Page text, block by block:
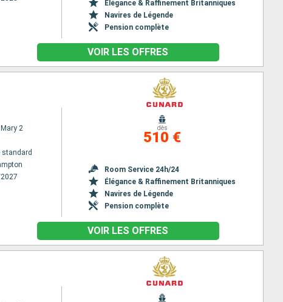
Élégance & Raffinement Britanniques
Navires de Légende
Pension complète
VOIR LES OFFRES
2
standard
dès
510 €
Room Service 24h/24
Élégance & Raffinement Britanniques
Navires de Légende
Pension complète
VOIR LES OFFRES